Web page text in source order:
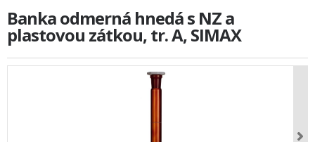
Banka odmerná hnedá s NZ a
plastovou zátkou, tr. A, SIMAX